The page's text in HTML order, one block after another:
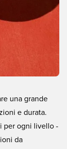
una grande
e durata.
per ogni livello -
da